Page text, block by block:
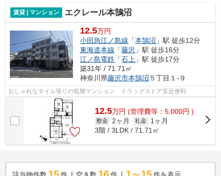
賃貸 | マンション エクレール本鵠沼
12.5万円
小田急江ノ島線 「本鵠沼 」駅 徒歩12分
東海道本線 「藤沢 」駅 徒歩16分
江ノ島電鉄 「石上 」駅 徒歩17分
築31年 / 71.71㎡
神奈川県藤沢市本鵠沼 ５丁目１-９
おしゃれなタイル張りの低層マンション ドラッグストア至近便利
12.5万円 (管理費等：5,000円 )
敷金 2ヶ月 礼金
1ヶ月
3階 / 3LDK / 71.71㎡
該当物件数 15件 空き数 16 件 1～15 件を表示